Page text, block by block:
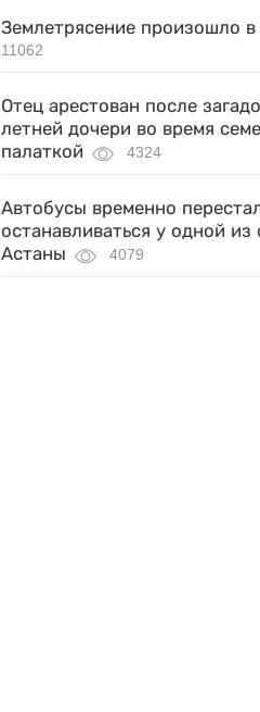
Землетрясение произошло
11062
Отец арестован после
летней дочери во время
палаткой
4324
Автобусы временно
останавливаться у одной из
Астаны
4079